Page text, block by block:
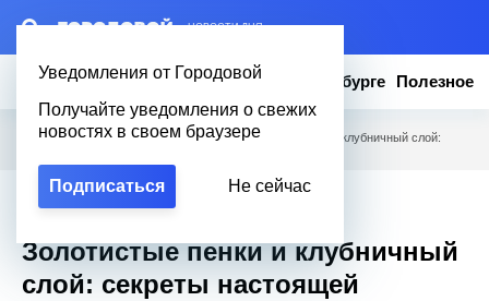
– НОВОСТИ ДНЯ
Уведомления от Городовой
Получайте уведомления о свежих
новостях в своем браузере
Подписаться Не сейчас
Новости Эксклюзив Вопросы о Петербурге Полезное
Городовой Новости Петербурга / Золотистые пенки и клубничный слой:
Эксклюзив
Золотистые пенки и клубничный
слой: секреты настоящей